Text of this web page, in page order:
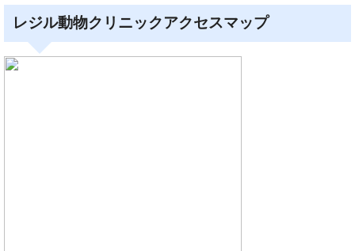
レジル動物クリニックアクセスマップ